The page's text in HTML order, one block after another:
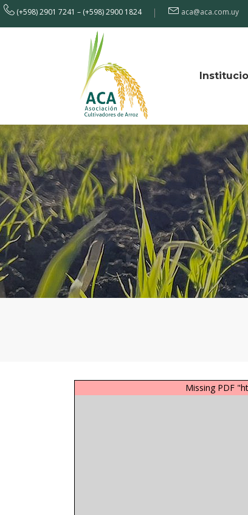
(+598) 2901 7241 – (+598) 2900 1824 aca@aca.com.uy
Missing PDF